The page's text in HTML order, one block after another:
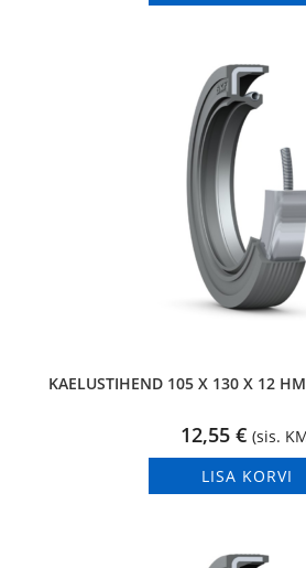
KAELUSTIHEND 105 X 130 X 12
12,55 € (sis.
LISA KORVI